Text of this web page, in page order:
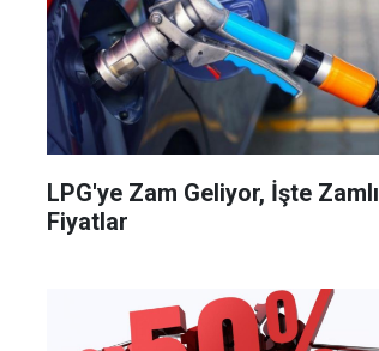
LPG'ye Zam Geliyor, İşte Zamlı
Fiyatlar